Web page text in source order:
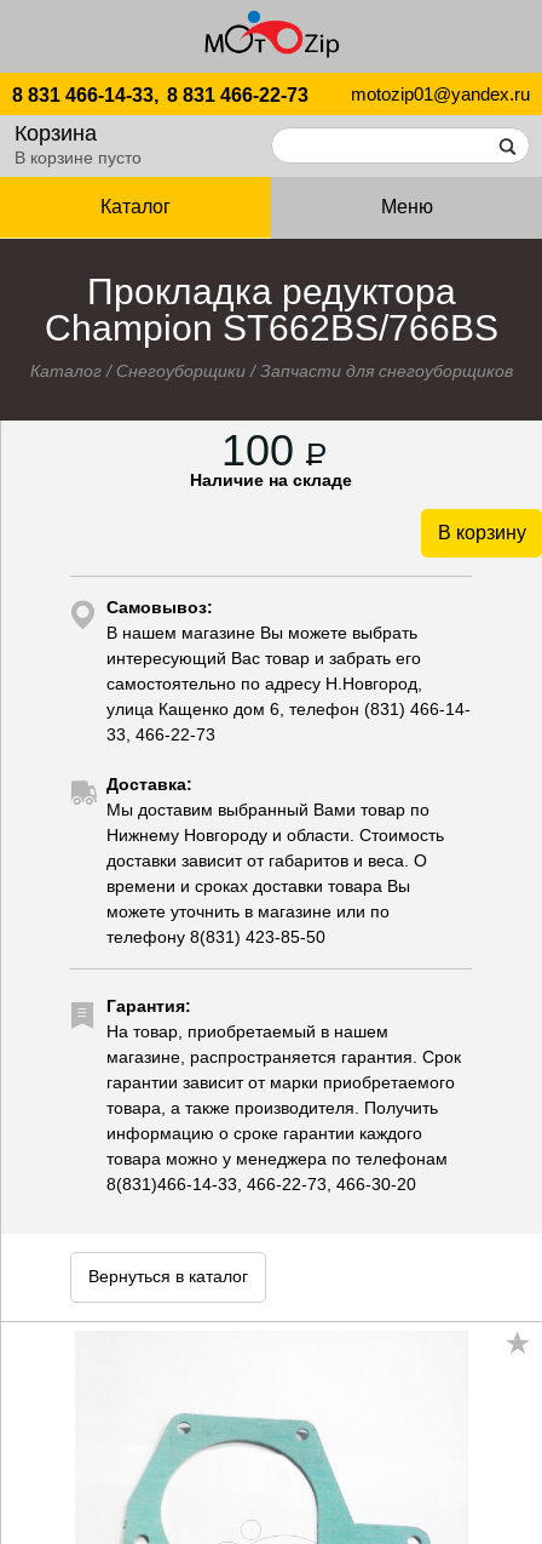
8 831 466-14-33, 8 831 466-22-73 motozip01@yandex.ru
Корзина
В корзине пусто
Каталог Меню
Прокладка редуктора
Champion ST662BS/766BS
Каталог/ Снегоуборщики/Запчасти для снегоуборщиков
100 P
Наличие на складе
В корзину
Самовывоз:
В нашем магазине Вы можете выбрать
интересующий Вас товар и забрать его
самостоятельно по адресу Н.Новгород,
улица Кащенко дом 6, телефон (831) 466-14-
33, 466-22-73
Доставка:
Мы доставим выбранный Вами товар по
Нижнему Новгороду и области. Стоимость
доставки зависит от габаритов и веса. О
времени и сроках доставки товара Вы
можете уточнить в магазине или по
телефону 8(831) 423-85-50
Гарантия:
На товар, приобретаемый в нашем
магазине, распространяется гарантия. Срок
гарантии зависит от марки приобретаемого
товара, а также производителя. Получить
информацию о сроке гарантии каждого
товара можно у менеджера по телефонам
8(831)466-14-33, 466-22-73, 466-30-20
Вернуться в каталог